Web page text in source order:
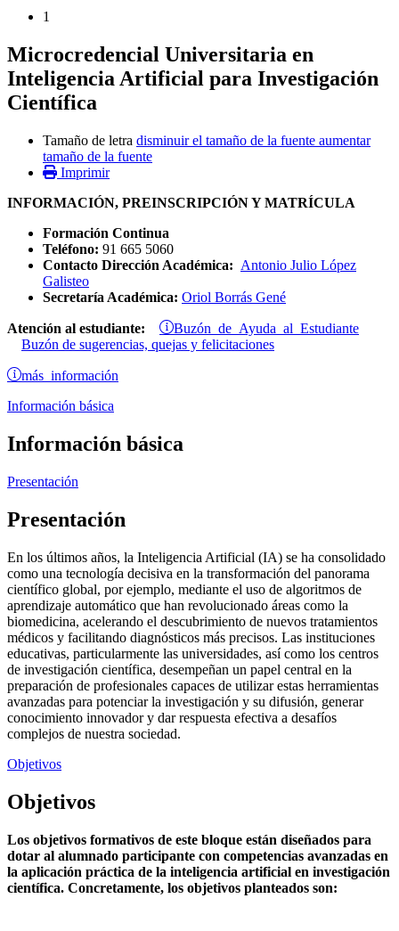
1
Microcredencial Universitaria en
Inteligencia Artificial para Investigación
Científica
Tamaño de letra disminuir el tamaño de la fuente aumentar
tamaño de la fuente
Imprimir
INFORMACIÓN, PREINSCRIPCIÓN Y MATRÍCULA
Formación Continua
Teléfono: 91 665 5060
Contacto Dirección Académica: Antonio Julio López
Galisteo
Secretaría Académica: Oriol Borrás Gené
Atención al estudiante: Buzón de Ayuda al Estudiante
Buzón de sugerencias, quejas y felicitaciones
más información
Información básica
Información básica
Presentación
Presentación
En los últimos años, la Inteligencia Artificial (IA) se ha consolidado
como una tecnología decisiva en la transformación del panorama
científico global, por ejemplo, mediante el uso de algoritmos de
aprendizaje automático que han revolucionado áreas como la
biomedicina, acelerando el descubrimiento de nuevos tratamientos
médicos y facilitando diagnósticos más precisos. Las instituciones
educativas, particularmente las universidades, así como los centros
de investigación científica, desempeñan un papel central en la
preparación de profesionales capaces de utilizar estas herramientas
avanzadas para potenciar la investigación y su difusión, generar
conocimiento innovador y dar respuesta efectiva a desafíos
complejos de nuestra sociedad.
Objetivos
Objetivos
Los objetivos formativos de este bloque están diseñados para
dotar al alumnado participante con competencias avanzadas en
la aplicación práctica de la inteligencia artificial en investigación
científica. Concretamente, los objetivos planteados son: